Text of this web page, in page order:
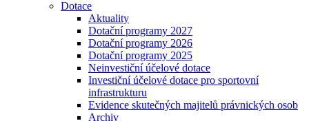
Dotace
Aktuality
Dotační programy 2027
Dotační programy 2026
Dotační programy 2025
Neinvestiční účelové dotace
Investiční účelové dotace pro sportovní
infrastrukturu
Evidence skutečných majitelů právnických osob
Archiv